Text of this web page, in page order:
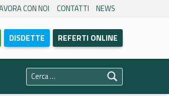
CON NOI CONTATTI NEWS
DISDETTE REFERTI ONLINE